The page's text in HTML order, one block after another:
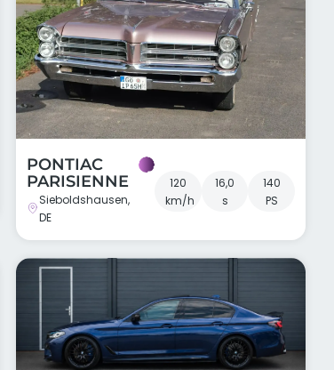
PONTIAC
PARISIENNE
Sieboldshausen,
DE
120
km/h
16,0
s
140
PS